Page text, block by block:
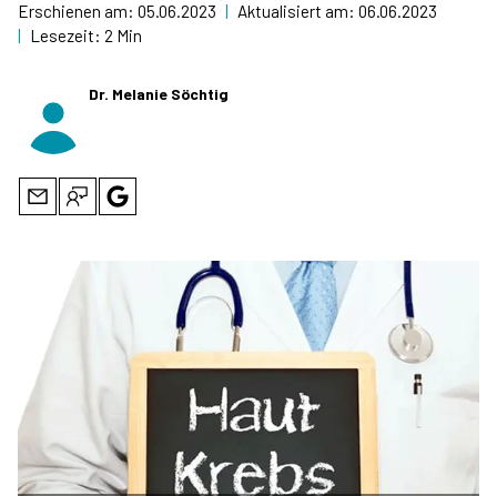
Erschienen am: 05.06.2023 | Aktualisiert am: 06.06.2023
| Lesezeit: 2 Min
Dr. Melanie Söchtig